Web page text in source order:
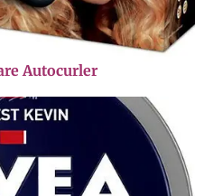
Autocurler